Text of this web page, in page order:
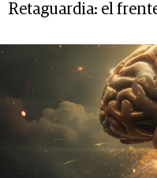
Retaguardia: el